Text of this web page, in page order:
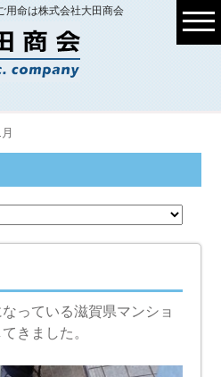
命は株式会社大田商会
っている滋賀県マンショ
きました。